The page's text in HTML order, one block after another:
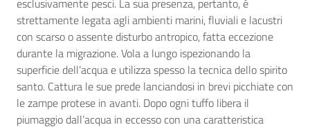
strettamente legata agli ambienti marini, fluviali e lacustri
con scarso o assente disturbo antropico, fatta eccezione
durante la migrazione. Vola a lungo ispezionando la
superficie dell’acqua e utilizza spesso la tecnica dello spirito
santo. Cattura le sue prede lanciandosi in brevi picchiate con
le zampe protese in avanti. Dopo ogni tuffo libera il
piumaggio dall’acqua in eccesso con una caratteristica